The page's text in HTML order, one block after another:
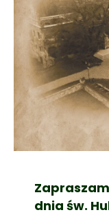
dnia św.